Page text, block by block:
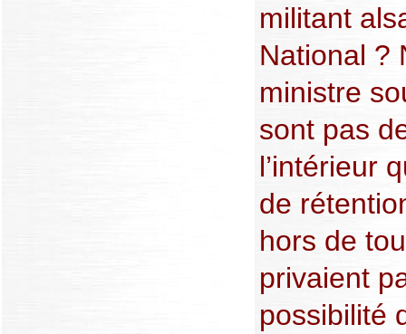
militant
National ?
ministre
sont pas
l’intérieur
de
hors de
privaient
possibilité